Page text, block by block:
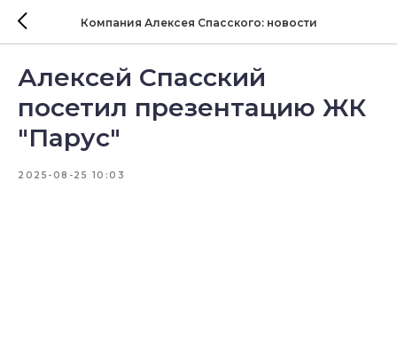
Компания Алексея Спасского: новости
Алексей Спасский
посетил презентацию ЖК
"Парус"
2025-08-25 10:03